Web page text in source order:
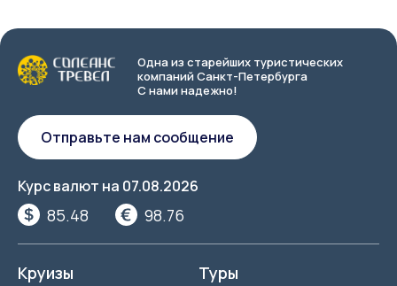
Одна из старейших туристических
компаний Санкт-Петербурга
С нами надежно!
Курс валют на 07.08.2026
85.48 98.76
Отправьте нам сообщение
Круизы Туры